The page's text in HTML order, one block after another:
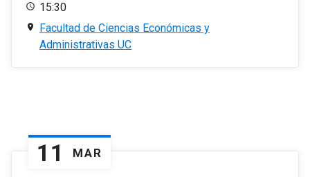
15:30
Facultad de Ciencias Económicas y
Administrativas UC
11 MAR